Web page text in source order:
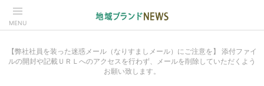
MENU
【弊社社員を装った迷惑メール（なりすましメール）にご注意を】 添付ファイ
ルの開封や記載ＵＲＬへのアクセスを行わず、メールを削除していただくよう
お願い致します。